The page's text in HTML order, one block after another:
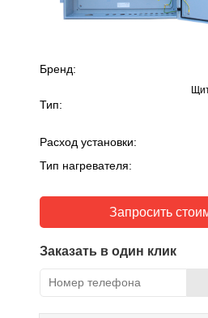
Бренд:
Тип:
Расход установки:
Тип нагревателя:
Запросить
Заказать в один клик